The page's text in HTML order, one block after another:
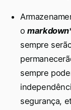
omarkdown
sempre
sempre
segurança,